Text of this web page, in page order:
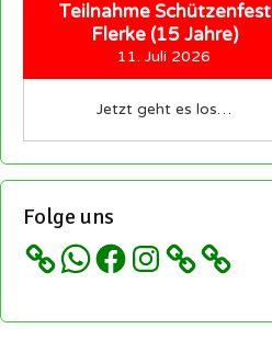
Teilnahme Schützenfest
Flerke (15 Jahre)
11. Juli 2026
Jetzt geht es los…
Folge uns
WhatsApp
FacebookInstagram